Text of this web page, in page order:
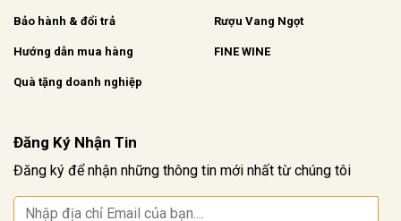
Bảo hành & đổi trả
Hướng dẫn mua hàng
Quà tặng doanh nghiệp
Rượu Vang Ngọt
FINE WINE
Đăng Ký Nhận Tin
Đăng ký để nhận những thông tin mới nhất từ chúng tôi